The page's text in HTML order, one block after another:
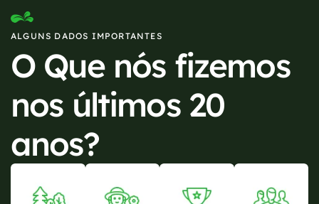
ALGUNS DADOS IMPORTANTES
O Que nós fizemos
nos últimos 20
anos?